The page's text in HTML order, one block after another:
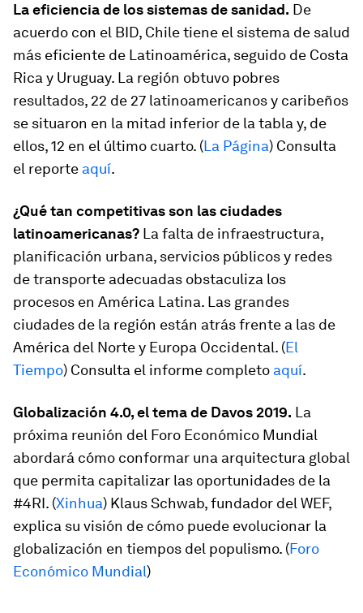
La eficiencia de los sistemas de sanidad. De
acuerdo con el BID, Chile tiene el sistema de salud
más eficiente de Latinoamérica, seguido de Costa
Rica y Uruguay. La región obtuvo pobres
resultados, 22 de 27 latinoamericanos y caribeños
se situaron en la mitad inferior de la tabla y, de
ellos, 12 en el último cuarto. (La Página) Consulta
el reporte aquí.
¿Qué tan competitivas son las ciudades
latinoamericanas? La falta de infraestructura,
planificación urbana, servicios públicos y redes
de transporte adecuadas obstaculiza los
procesos en América Latina. Las grandes
ciudades de la región están atrás frente a las de
América del Norte y Europa Occidental. (El
Tiempo) Consulta el informe completo aquí.
Globalización 4.0, el tema de Davos 2019. La
próxima reunión del Foro Económico Mundial
abordará cómo conformar una arquitectura global
que permita capitalizar las oportunidades de la
#4RI. (Xinhua) Klaus Schwab, fundador del WEF,
explica su visión de cómo puede evolucionar la
globalización en tiempos del populismo. (Foro
Económico Mundial)